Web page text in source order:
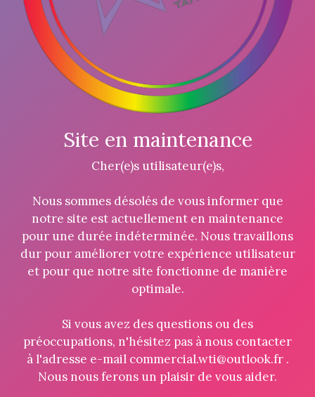
Site en maintenance
Cher(e)s utilisateur(e)s,
Nous sommes désolés de vous informer que
notre site est actuellement en maintenance
pour une durée indéterminée. Nous travaillons
dur pour améliorer votre expérience utilisateur
et pour que notre site fonctionne de manière
optimale.
Si vous avez des questions ou des
préoccupations, n'hésitez pas à nous contacter
à l'adresse e-mail commercial.wti@outlook.fr .
Nous nous ferons un plaisir de vous aider.